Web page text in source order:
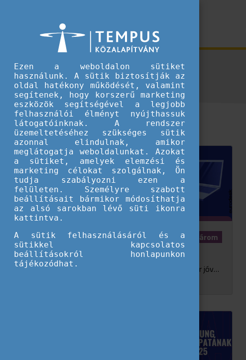
AI tervezte utazás? - Kipróbáltuk három
várossal!
A mesterséges intelligencia (AI) ma már jóval több, mint egy izgalmas technológiai újdonság: segíthet a tanulásban, az önéletrajz írásban, sőt akár az utazástervezésben is. De vajon m...
Ezen a weboldalon sütiket
használunk. A sütik biztosítják az
oldal hatékony működését, valamint
segítenek, hogy korszerű marketing
eszközök segítségével a legjobb
felhasználói élményt nyújthassuk
látogatóinknak. A rendszer
üzemeltetéséhez szükséges sütik
azonnal elindulnak, amikor
meglátogatja weboldalunkat. Azokat
a sütiket, amelyek elemzési és
marketing célokat szolgálnak, Ön
tudja szabályozni ezen a
felületen. Személyre szabott
beállításait bármikor módosíthatja
az alsó sarokban lévő süti ikonra
kattintva.
A sütik felhasználásáról és a
sütikkel kapcsolatos
beállításokról honlapunkon
tájékozódhat.